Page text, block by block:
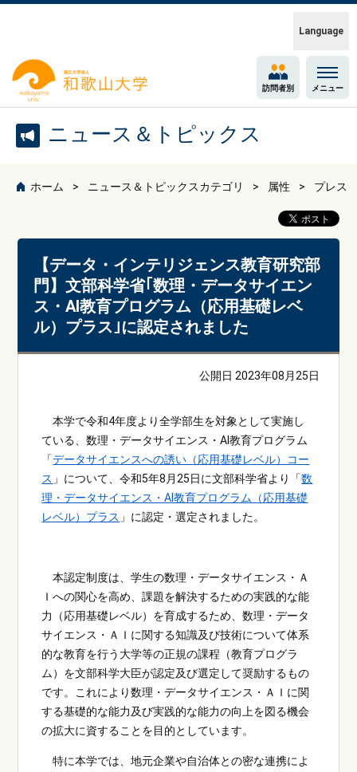
Language
訪問者別 メニュー
ニュース＆トピックス
ホーム ニュース＆トピックスカテゴリ 属性 プレス
【データ・インテリジェンス教育研究部
門】文部科学省｢数理・データサイエン
ス・AI教育プログラム（応用基礎レベ
ル）プラス｣に認定されました
公開日 2023年08月25日
本学で令和4年度より全学部生を対象として実施し
ている、数理・データサイエンス・AI教育プログラム
「データサイエンスへの誘い（応用基礎レベル）コー
ス 」について、令和5年8月25日に文部科学省より「数
理・データサイエンス・AI教育プログラム（応用基礎
レベル）プラス 」に認定・選定されました。
本認定制度は、学生の数理・データサイエンス・Ａ
Ｉへの関心を高め、課題を解決するための実践的な能
力（応用基礎レベル）を育成するため、数理・データ
サイエンス・ＡＩに関する知識及び技術について体系
的な教育を行う大学等の正規の課程（教育プログラ
ム）を文部科学大臣が認定及び選定して奨励するもの
です。これにより数理・データサイエンス・ＡＩに関
する基礎的な能力及び実践的な能力の向上を図る機会
の拡大に資することを目的としています。
特に本学では、地元企業や自治体との密な連携によ